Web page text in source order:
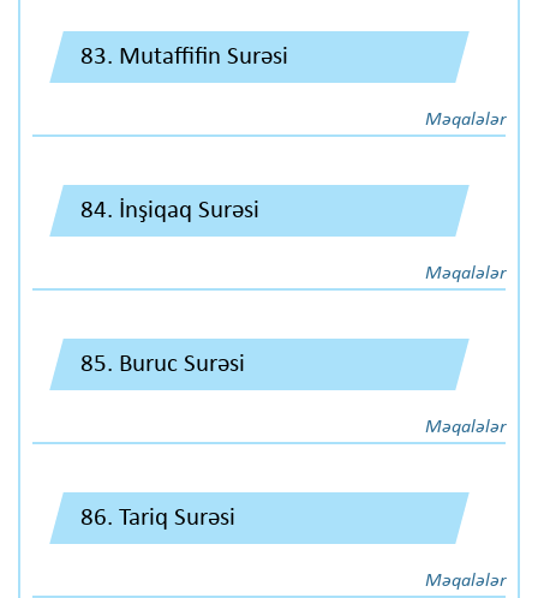
83. Mutaffifin Surəsi
Məqalələr
84. İnşiqaq Surəsi
Məqalələr
85. Buruc Surəsi
Məqalələr
86. Tariq Surəsi
Məqalələr